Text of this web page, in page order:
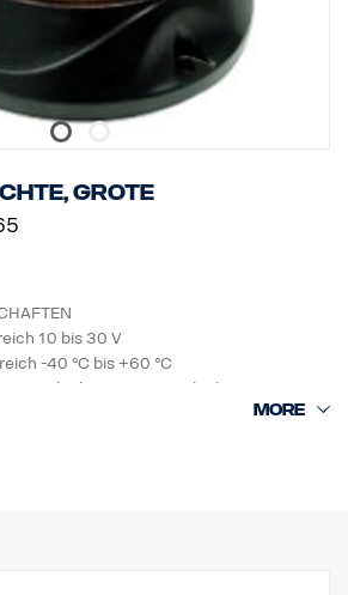
Grote
10 bis 30 V
-40 °C bis +60 °C
PC, Innenscheibe PC
-40 °C bis +60 °C